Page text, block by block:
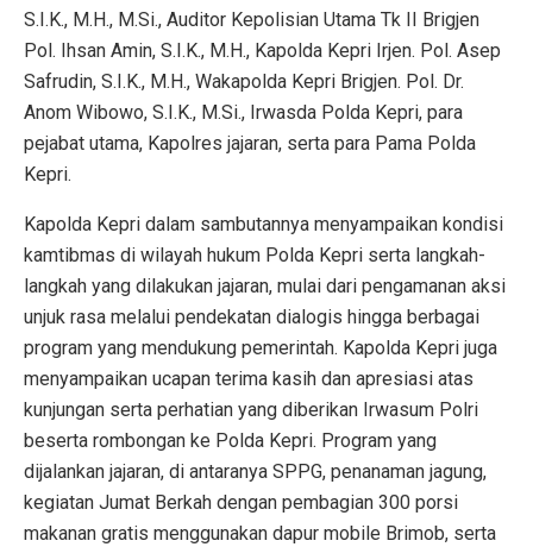
S.I.K., M.H., M.Si., Auditor Kepolisian Utama Tk II Brigjen
Pol. Ihsan Amin, S.I.K., M.H., Kapolda Kepri Irjen. Pol. Asep
Safrudin, S.I.K., M.H., Wakapolda Kepri Brigjen. Pol. Dr.
Anom Wibowo, S.I.K., M.Si., Irwasda Polda Kepri, para
pejabat utama, Kapolres jajaran, serta para Pama Polda
Kepri.
Kapolda Kepri dalam sambutannya menyampaikan kondisi
kamtibmas di wilayah hukum Polda Kepri serta langkah-
langkah yang dilakukan jajaran, mulai dari pengamanan aksi
unjuk rasa melalui pendekatan dialogis hingga berbagai
program yang mendukung pemerintah. Kapolda Kepri juga
menyampaikan ucapan terima kasih dan apresiasi atas
kunjungan serta perhatian yang diberikan Irwasum Polri
beserta rombongan ke Polda Kepri. Program yang
dijalankan jajaran, di antaranya SPPG, penanaman jagung,
kegiatan Jumat Berkah dengan pembagian 300 porsi
makanan gratis menggunakan dapur mobile Brimob, serta